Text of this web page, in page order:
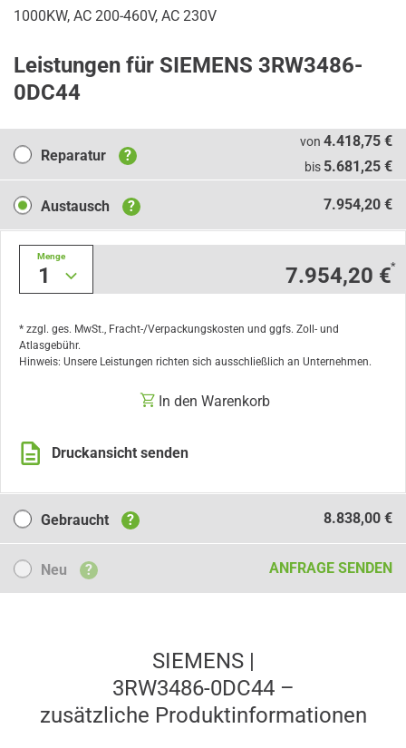
1000KW, AC 200-460V, AC 230V
Leistungen für SIEMENS 3RW3486-
0DC44
Reparatur
Reparatur ?
von 4.418,75 €
bis 5.681,25 €
Austausch
Austausch ? 7.954,20 €
1
Menge
7.954,20 €*
* zzgl. ges. MwSt., Fracht-/Verpackungskosten und ggfs. Zoll- und
Atlasgebühr.
Hinweis: Unsere Leistungen richten sich ausschließlich an Unternehmen.
In den Warenkorb
Druckansicht senden
Gebraucht
Gebraucht ? 8.838,00 €
NeuNeu ? ANFRAGE SENDEN
SIEMENS |
3RW3486-0DC44 –
zusätzliche Produkt­informationen